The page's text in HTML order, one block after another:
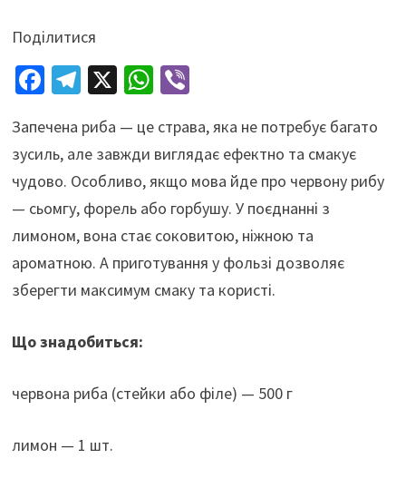
Поділитися
Fa
b
o
o
k
Te
gr
a
m
X W
at
sA
p
p
Vi
er
Запечена риба — це страва, яка не потребує багато
зусиль, але завжди виглядає ефектно та смакує
чудово. Особливо, якщо мова йде про червону рибу
— сьомгу, форель або горбушу. У поєднанні з
лимоном, вона стає соковитою, ніжною та
ароматною. А приготування у фользі дозволяє
зберегти максимум смаку та користі.
Що знадобиться:
червона риба (стейки або філе) — 500 г
лимон — 1 шт.